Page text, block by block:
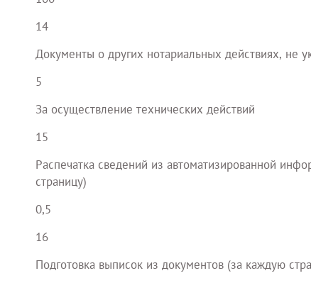
14
Документы о других нотариальных действиях, не
5
За осуществление технических действий
15
Распечатка сведений из автоматизированной
страницу)
0,5
16
Подготовка выписок из документов (за каждую